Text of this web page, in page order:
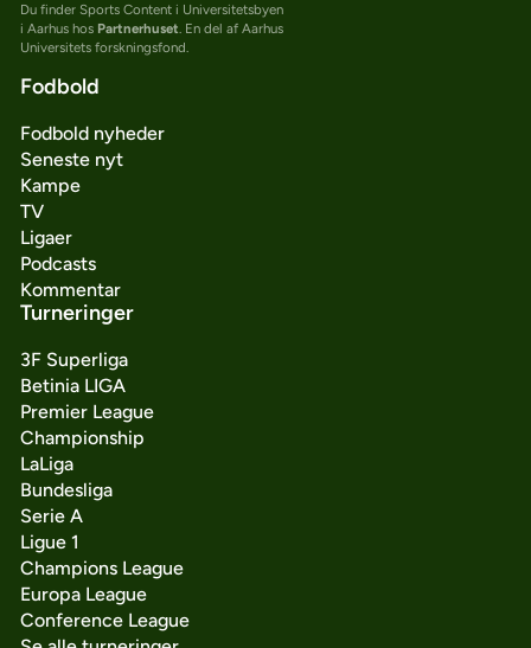
Du finder Sports Content i Universitetsbyen
i Aarhus hos Partnerhuset. En del af Aarhus
Universitets forskningsfond.
Fodbold
Fodbold nyheder
Seneste nyt
Kampe
TV
Ligaer
Podcasts
Kommentar
Turneringer
3F Superliga
Betinia LIGA
Premier League
Championship
LaLiga
Bundesliga
Serie A
Ligue 1
Champions League
Europa League
Conference League